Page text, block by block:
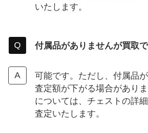
いたします。
付属品がありませんが買取
可能です。ただし、付属品
査定額が下がる場合があり
については、チェストの詳
査定いたします。